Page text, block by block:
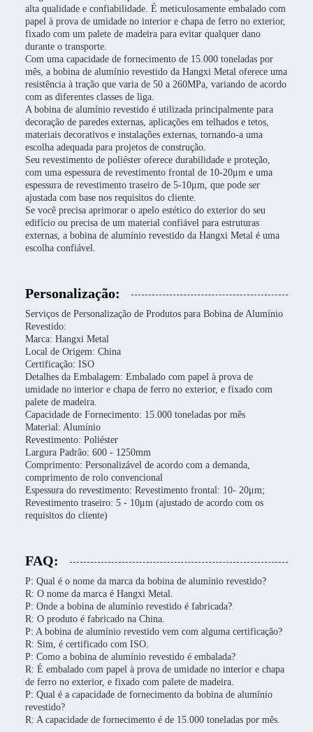
alta qualidade e confiabilidade. É meticulosamente embalado com
papel à prova de umidade no interior e chapa de ferro no exterior,
fixado com um palete de madeira para evitar qualquer dano
durante o transporte.
Com uma capacidade de fornecimento de 15.000 toneladas por
mês, a bobina de alumínio revestido da Hangxi Metal oferece uma
resistência à tração que varia de 50 a 260MPa, variando de acordo
com as diferentes classes de liga.
A bobina de alumínio revestido é utilizada principalmente para
decoração de paredes externas, aplicações em telhados e tetos,
materiais decorativos e instalações externas, tornando-a uma
escolha adequada para projetos de construção.
Seu revestimento de poliéster oferece durabilidade e proteção,
com uma espessura de revestimento frontal de 10-20μm e uma
espessura de revestimento traseiro de 5-10μm, que pode ser
ajustada com base nos requisitos do cliente.
Se você precisa aprimorar o apelo estético do exterior do seu
edifício ou precisa de um material confiável para estruturas
externas, a bobina de alumínio revestido da Hangxi Metal é uma
escolha confiável.
Personalização:
Serviços de Personalização de Produtos para Bobina de Alumínio
Revestido:
Marca: Hangxi Metal
Local de Origem: China
Certificação: ISO
Detalhes da Embalagem: Embalado com papel à prova de
umidade no interior e chapa de ferro no exterior, e fixado com
palete de madeira.
Capacidade de Fornecimento: 15.000 toneladas por mês
Material: Alumínio
Revestimento: Poliéster
Largura Padrão: 600 - 1250mm
Comprimento: Personalizável de acordo com a demanda,
comprimento de rolo convencional
Espessura do revestimento: Revestimento frontal: 10- 20μm;
Revestimento traseiro: 5 - 10μm (ajustado de acordo com os
requisitos do cliente)
FAQ:
P: Qual é o nome da marca da bobina de alumínio revestido?
R: O nome da marca é Hangxi Metal.
P: Onde a bobina de alumínio revestido é fabricada?
R: O produto é fabricado na China.
P: A bobina de alumínio revestido vem com alguma certificação?
R: Sim, é certificado com ISO.
P: Como a bobina de alumínio revestido é embalada?
R: É embalado com papel à prova de umidade no interior e chapa
de ferro no exterior, e fixado com palete de madeira.
P: Qual é a capacidade de fornecimento da bobina de alumínio
revestido?
R: A capacidade de fornecimento é de 15.000 toneladas por mês.